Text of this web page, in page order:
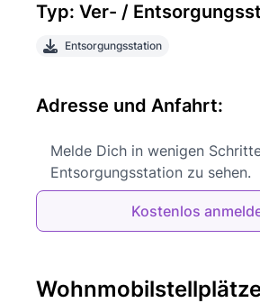
Typ: Ver- /
Entsorgungsstation
Adresse und Anfahrt:
Melde Dich in wenigen
Entsorgungsstation zu sehen.
Kostenlos